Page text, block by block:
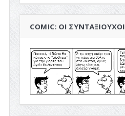
COMIC: ΟΙ ΣΥΝΤΑΞΙΟΎΧΟΙ